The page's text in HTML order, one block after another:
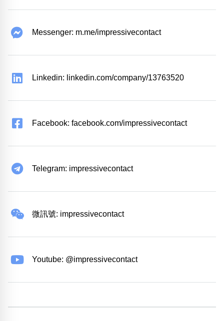
Messenger: m.me/impressivecontact
Linkedin: linkedin.com/company/13763520
Facebook: facebook.com/impressivecontact
Telegram: impressivecontact
微訊號: impressivecontact
Youtube: @impressivecontact